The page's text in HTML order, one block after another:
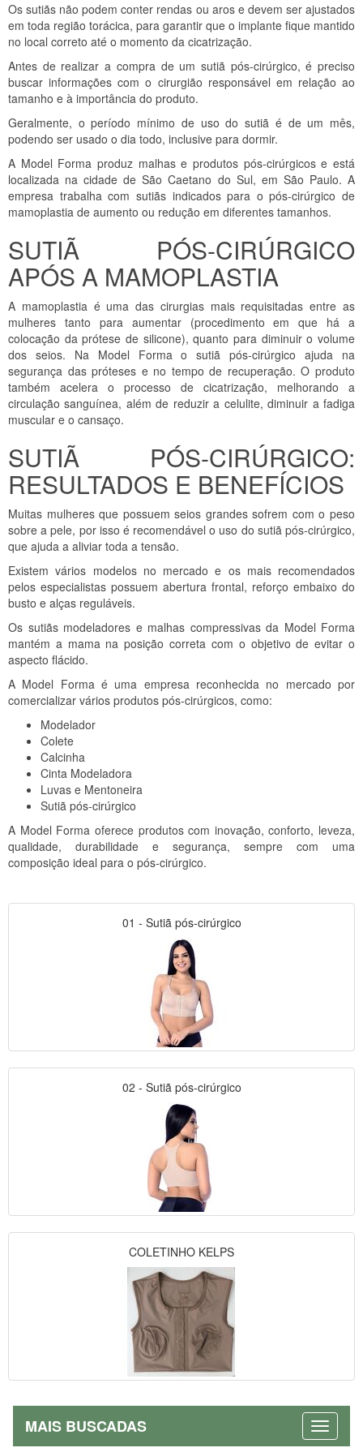
Os sutiãs não podem conter rendas ou aros e devem ser ajustados
em toda região torácica, para garantir que o implante fique mantido
no local correto até o momento da cicatrização.
Antes de realizar a compra de um sutiã pós-cirúrgico, é preciso
buscar informações com o cirurgião responsável em relação ao
tamanho e à importância do produto.
Geralmente, o período mínimo de uso do sutiã é de um mês,
podendo ser usado o dia todo, inclusive para dormir.
A Model Forma produz malhas e produtos pós-cirúrgicos e está
localizada na cidade de São Caetano do Sul, em São Paulo. A
empresa trabalha com sutiãs indicados para o pós-cirúrgico de
mamoplastia de aumento ou redução em diferentes tamanhos.
SUTIÃ PÓS-CIRÚRGICO
APÓS A MAMOPLASTIA
A mamoplastia é uma das cirurgias mais requisitadas entre as
mulheres tanto para aumentar (procedimento em que há a
colocação da prótese de silicone), quanto para diminuir o volume
dos seios. Na Model Forma o sutiã pós-cirúrgico ajuda na
segurança das próteses e no tempo de recuperação. O produto
também acelera o processo de cicatrização, melhorando a
circulação sanguínea, além de reduzir a celulite, diminuir a fadiga
muscular e o cansaço.
SUTIÃ PÓS-CIRÚRGICO:
RESULTADOS E BENEFÍCIOS
Muitas mulheres que possuem seios grandes sofrem com o peso
sobre a pele, por isso é recomendável o uso do sutiã pós-cirúrgico,
que ajuda a aliviar toda a tensão.
Existem vários modelos no mercado e os mais recomendados
pelos especialistas possuem abertura frontal, reforço embaixo do
busto e alças reguláveis.
Os sutiãs modeladores e malhas compressivas da Model Forma
mantém a mama na posição correta com o objetivo de evitar o
aspecto flácido.
A Model Forma é uma empresa reconhecida no mercado por
comercializar vários produtos pós-cirúrgicos, como:
Modelador
Colete
Calcinha
Cinta Modeladora
Luvas e Mentoneira
Sutiã pós-cirúrgico
A Model Forma oferece produtos com inovação, conforto, leveza,
qualidade, durabilidade e segurança, sempre com uma
composição ideal para o pós-cirúrgico.
01 - Sutiã pós-cirúrgico
02 - Sutiã pós-cirúrgico
COLETINHO KELPS
MAIS BUSCADAS